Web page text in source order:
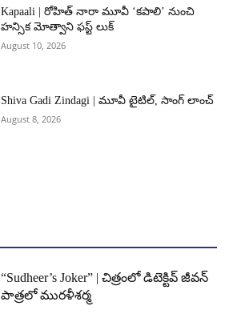
Kapaali | రోహిత్ నారా మూవీ ‘కపాలి’ నుంచి
హన్సిక మోత్వాని ఫస్ట్ లుక్
August 10, 2026
Shiva Gadi Zindagi | మూవీ టైటిల్, సాంగ్ లాంచ్
August 8, 2026
“Sudheer’s Joker” | చిత్రంలో డిటెక్టివ్ జీవన్
పాత్రలో మురళీశర్మ